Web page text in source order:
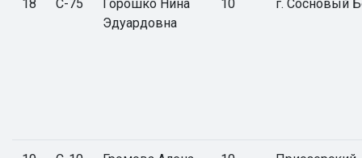
18 С-75
Горошко Нина
Эдуардовна
10 г. Сосновый